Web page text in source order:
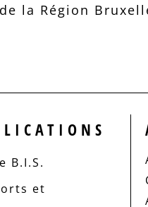
la Région
B.I.S.
et